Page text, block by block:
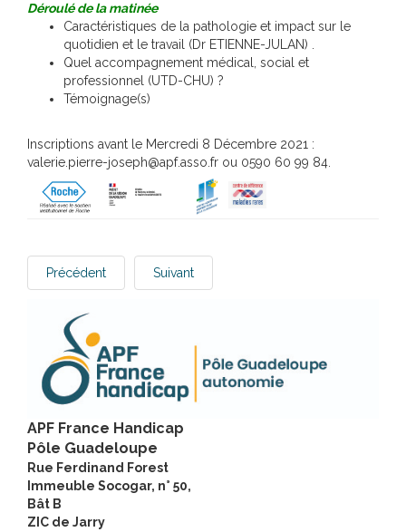
Déroulé de la matinée
Caractéristiques de la pathologie et impact sur le
quotidien et le travail (Dr ETIENNE-JULAN) .
Quel accompagnement médical, social et
professionnel (UTD-CHU) ?
Témoignage(s)
Inscriptions avant le Mercredi 8 Décembre 2021 :
valerie.pierre-joseph@apf.asso.fr ou 0590 60 99 84.
Précédent Suivant
APF France Handicap
Pôle Guadeloupe
Rue Ferdinand Forest
Immeuble Socogar, n° 50,
Bât B
ZIC de Jarry